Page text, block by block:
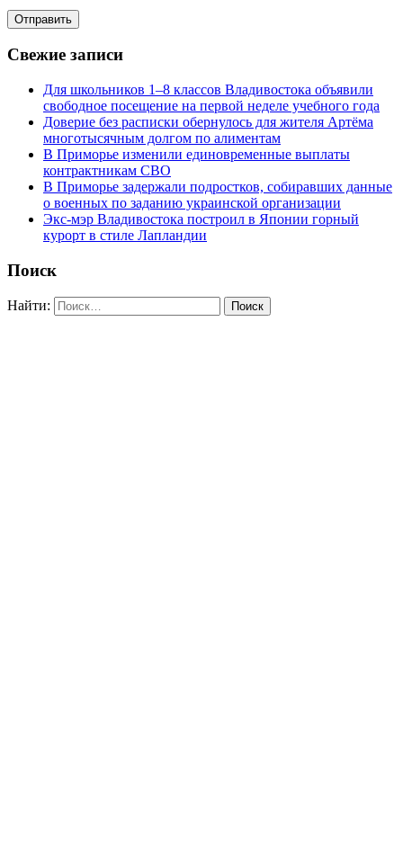
Свежие записи
Для школьников 1–8 классов Владивостока объявили
свободное посещение на первой неделе учебного года
Доверие без расписки обернулось для жителя Артёма
многотысячным долгом по алиментам
В Приморье изменили единовременные выплаты
контрактникам СВО
В Приморье задержали подростков, собиравших данные
о военных по заданию украинской организации
Экс-мэр Владивостока построил в Японии горный
курорт в стиле Лапландии
Поиск
Найти: